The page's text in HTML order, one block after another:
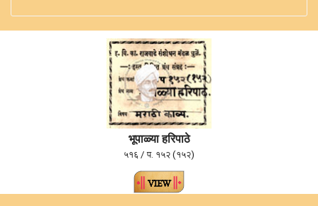
भूपाळ्या हरिपाठे
५१६ / प. १५२ (१५२)